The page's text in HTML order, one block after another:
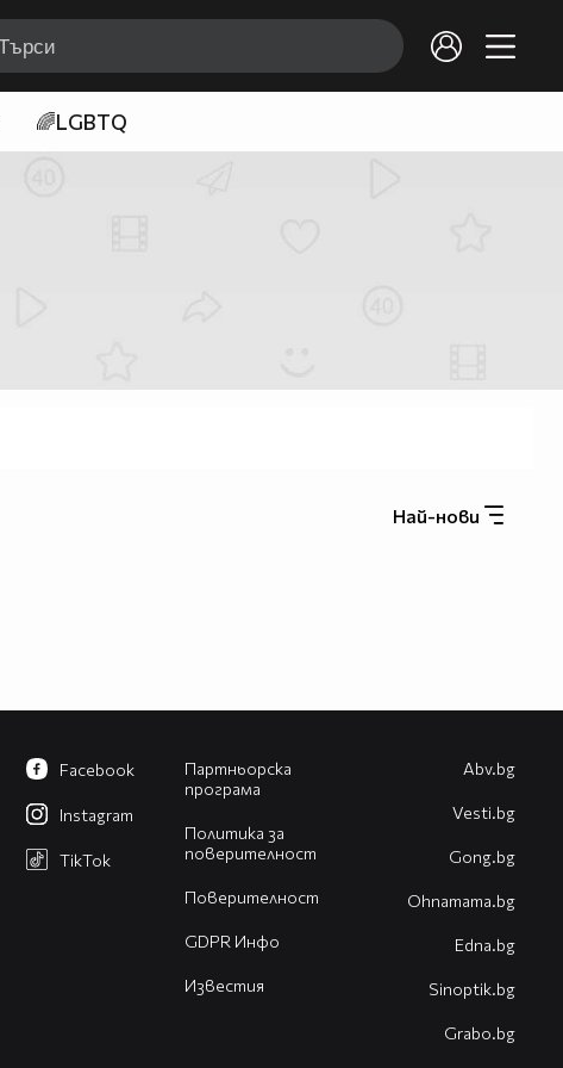
🌈LGBTQ
Най-нови
Партньорска
програма
Политика за
поверителност
Поверителност
GDPR Инфо
Известия
Facebook
Instagram
TikTok
Abv.bg
Vesti.bg
Gong.bg
Оhnamama.bg
Edna.bg
Sinoptik.bg
Grabo.bg